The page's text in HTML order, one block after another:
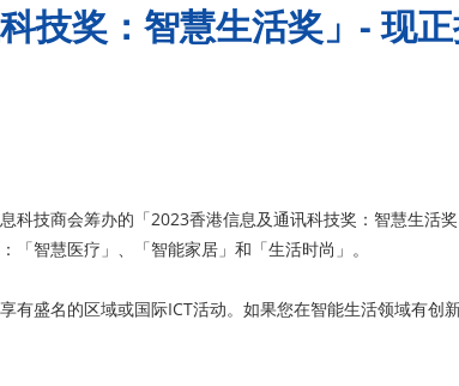
技奖：智慧生活奖」- 现
息科技商会筹办的「2023香港信息及通讯科技奖：智慧生
智慧医疗」、「智能家居」和「生活时尚」。
有盛名的区域或国际ICT活动。如果您在智能生活领域有